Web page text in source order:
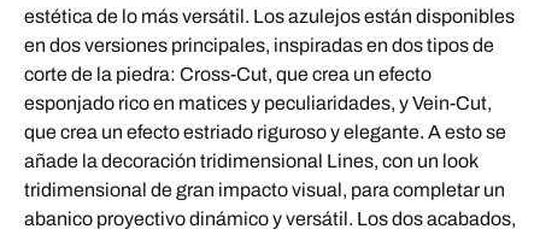
estética de lo más versátil. Los azulejos están disponibles
en dos versiones principales, inspiradas en dos tipos de
corte de la piedra: Cross-Cut, que crea un efecto
esponjado rico en matices y peculiaridades, y Vein-Cut,
que crea un efecto estriado riguroso y elegante. A esto se
añade la decoración tridimensional Lines, con un look
tridimensional de gran impacto visual, para completar un
abanico proyectivo dinámico y versátil. Los dos acabados,